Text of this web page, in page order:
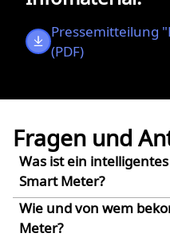
Pressemitteilung
(PDF)
Fragen und
Was ist ein
Smart Meter?
Wie und von wem
Meter?